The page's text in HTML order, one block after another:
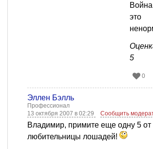
это
5
0
Эллен Бэлль
Профессионал
13 октября 2007 в 02:29
Сообщить
Владимир, примите еще одну 5 от
любительницы лошадей!